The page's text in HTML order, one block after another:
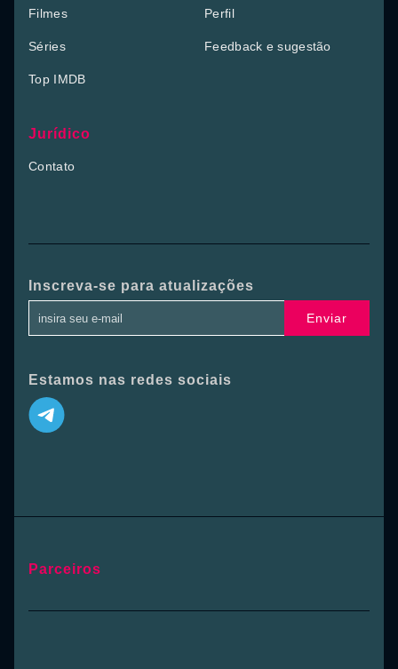
Filmes
Séries
Top IMDB
Perfil
Feedback e sugestão
Jurídico
Contato
Inscreva-se para atualizações
Enviar
Estamos nas redes sociais
Parceiros